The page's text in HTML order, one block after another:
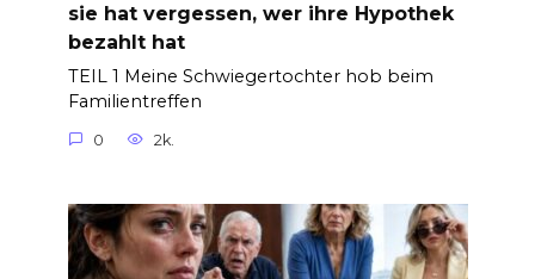
sie hat vergessen, wer ihre Hypothek
bezahlt hat
TEIL 1 Meine Schwiegertochter hob beim
Familientreffen
0 2k.